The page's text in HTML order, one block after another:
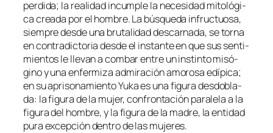
per­di­da; la reali­dad in­cum­ple la ne­ce­si­dad mi­to­ló­gi­
ca crea­da por el hom­bre. La bús­que­da in­fruc­tuo­sa,
siem­pre des­de una bru­ta­li­dad des­car­na­da, se tor­na
en con­tra­dic­to­ria des­de el ins­tan­te en que sus sen­ti­
mien­tos le lle­van a com­bar en­tre un ins­tin­to mi­só­
gino y una en­fer­mi­za ad­mi­ra­ción amo­ro­sa edí­pi­ca;
en su apri­so­na­mien­to Yuka es una fi­gu­ra des­do­bla­
da: la fi­gu­ra de la mu­jer, con­fron­ta­ción pa­ra­le­la a la
fi­gu­ra del hom­bre, y la fi­gu­ra de la ma­dre, la en­ti­dad
pu­ra ex­cep­ción den­tro de las mujeres.